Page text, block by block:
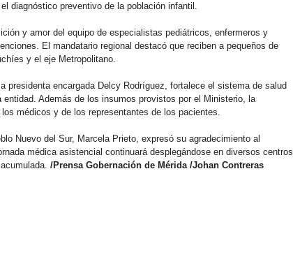
diagnóstico preventivo de la población infantil.
y amor del equipo de especialistas pediátricos, enfermeros y
El mandatario regional destacó que reciben a pequeños de
y el eje Metropolitano.
presidenta encargada Delcy Rodríguez, fortalece el sistema de salud
Además de los insumos provistos por el Ministerio, la
médicos y de los representantes de los pacientes.
Nuevo del Sur, Marcela Prieto, expresó su agradecimiento al
médica asistencial continuará desplegándose en diversos centros
/Prensa Gobernación de Mérida /Johan Contreras